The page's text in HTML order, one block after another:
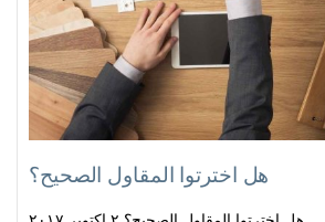
هل اخترتوا المقاول الصحيح؟